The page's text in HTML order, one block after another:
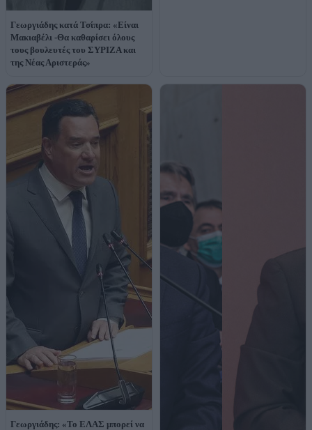
Γεωργιάδης κατά Τσίπρα: «Είναι
Μακιαβέλι -Θα καθαρίσει όλους
τους βουλευτές του ΣΥΡΙΖΑ και
της Νέας Αριστεράς»
Γεωργιάδης: «Το ΕΛΑΣ μπορεί να